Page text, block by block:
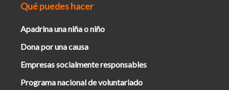
Qué puedes hacer
Apadrina una niña o niño
Dona por una causa
Empresas socialmente responsables
Programa nacional de voluntariado